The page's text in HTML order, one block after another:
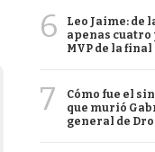
6
Leo Jaime: de
apenas
MVP de la
7
Cómo fue el
que murió
general de